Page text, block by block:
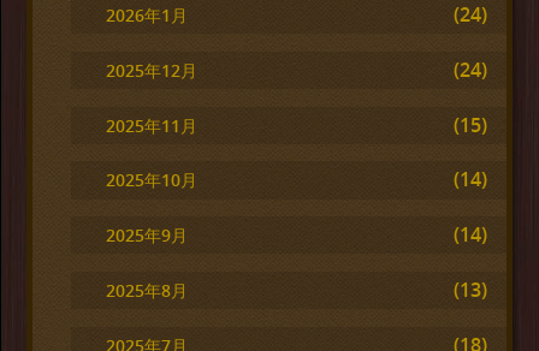
2026年1月 (24)
2025年12月 (24)
2025年11月 (15)
2025年10月 (14)
2025年9月 (14)
2025年8月 (13)
2025年7月 (18)